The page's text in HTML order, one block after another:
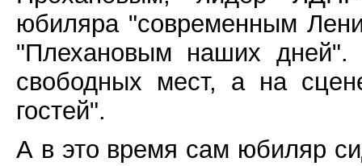
юбиляра "современным
"Плехановым наших
свободных мест, а на
гостей".
А в это время сам юбиляр